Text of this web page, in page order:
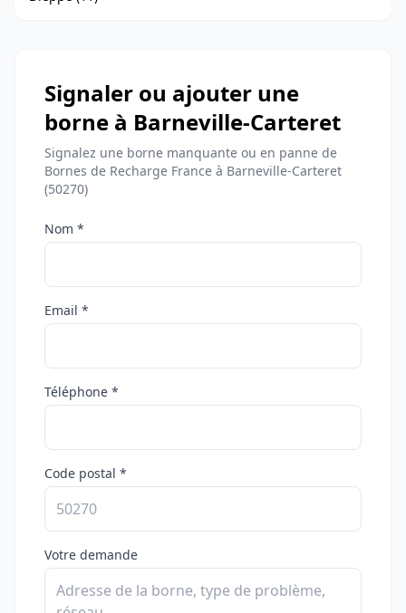
Signaler ou ajouter une
borne à Barneville-Carteret
Signalez une borne manquante ou en panne de
Bornes de Recharge France à Barneville-Carteret
(50270)
Nom *
Email *
Téléphone *
Code postal *
Votre demande